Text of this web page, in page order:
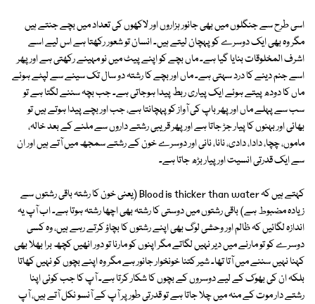
اسی طرح سے جنگلوں میں بھی جانور ہزاروں اور لاکھوں کی تعداد میں بچے جنتے ہیں
مگر وہ بھی ایک دوسرے کو پہچان لیتے ہیں۔ انسان تو شعور رکھتا ہے اس لیے اسے
اشرف المخلوقات بنایا گیا ہے۔ ماں بچے کو اپنے پیٹ میں نو مہینے رکھتی ہے اور پھر
اسے جنم دینے کا درد سہتی ہے۔ ماں اور بچے کا رشتہ دو سال تک سینے سے لپٹے ہوئے
ماں کا دودھ پیتے ہوئے ایک پیاری ربط پیدا ہوجاتی ہے۔ جب بچہ سننے لگتا ہے تو
سب سے پہلے ماں اور پھر باپ کی آواز کو پہچانتا ہے، جب اور بچے پیدا ہوتے ہیں تو
بھائی اور بہنوں کا پیار جڑ جاتا ہے اور پھر قریبی رشتے داروں سے ملنے کے بعد خالہ،
ماموں، چچا، دادا، دادی، نانا، نانی اور دوسرے خون کے رشتے سمجھ میں آتے ہیں اور ان
سے ایک قدرتی انسیت اور پیار بڑھ جاتا ہے۔
کہتے ہیں کہ Blood is thicker than water (یعنی خون کا رشتہ باقی رشتوں سے
زیادہ مضبوط ہے) باقی رشتوں میں دوستی کا رشتہ بھی اچھا رشتہ ہوتا ہے۔ اب آپ یہ
اندازہ لگائیں کہ ظالم اور وحشی لوگ بھی اپنے رشتوں کا بچاؤ کرتے رہے ہیں، وہ کسی
دوسرے کو تو مارنے میں دیر نہیں لگاتے مگر اپنوں کو مارنا تو دور انھیں کچھ برا بھلا بھی
کہنا نہیں سننے میں آتا تھا۔ شیر کتنا خونخوار جانور ہے مگر وہ اپنے بچوں کو نہیں کھاتا
بلکہ ان کی بھوک کے لیے دوسروں کے بچوں کا شکار کرتا ہے۔ آپ کا جب کوئی اپنا
رشتے دار موت کے منہ میں چلا جاتا ہے تو قدرتی طور پر آپ کے آنسو نکل آتے ہیں، آپ